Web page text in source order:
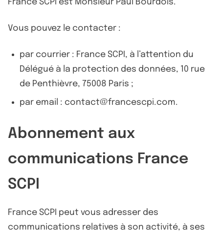
France SCPI est Monsieur Paul Bourdois.
Vous pouvez le contacter :
par courrier : France SCPI, à l’attention du
Délégué à la protection des données, 10 rue
de Penthièvre, 75008 Paris ;
par email : contact@francescpi.com.
Abonnement aux
communications France
SCPI
France SCPI peut vous adresser des
communications relatives à son activité, à ses